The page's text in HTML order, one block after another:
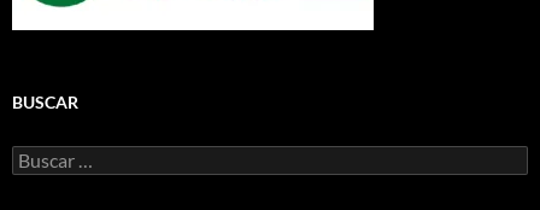
BUSCAR
Buscar: